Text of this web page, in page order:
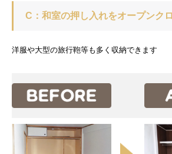
C：和室の押し入れをオープンク
洋服や大型の旅行鞄等も多く収納できます